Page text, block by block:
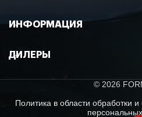
ИНФОРМАЦИЯ
ДИЛЕРЫ
© 2026
Политика в области обработки